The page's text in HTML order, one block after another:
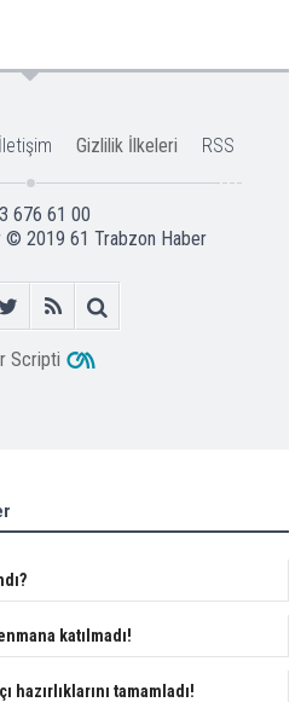
İletişim Gizlilik İlkeleri RSS
676 61 00
© 2019 61 Trabzon Haber
Scripti
katılmadı!
hazırlıklarını tamamladı!